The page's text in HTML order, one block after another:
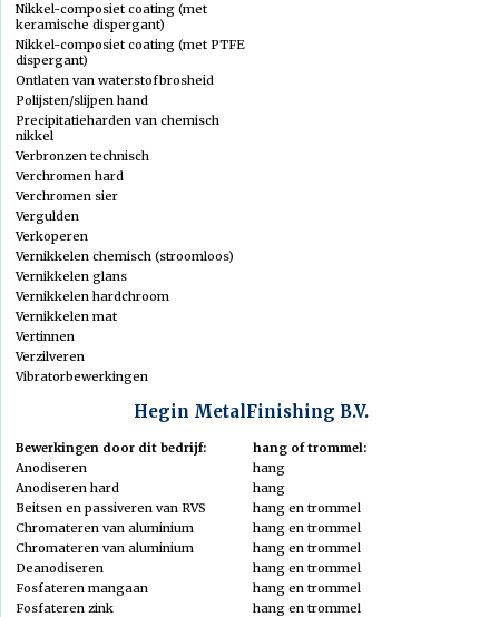
Commissie Techniek & PR
Kascontrole
Opleidingen
Contact
Leveringsvoorwaarden
Normen
Links
Bedrijf Zoeken
Bedrijvenkaart
Bedrijvenoverzicht
Nikkel-composiet coating (met
keramische dispergant)
Nikkel-composiet coating (met PTFE
dispergant)
Ontlaten van waterstofbrosheid
Polijsten/slijpen hand
Precipitatieharden van chemisch
nikkel
Verbronzen technisch
Verchromen hard
Verchromen sier
Vergulden
Verkoperen
Vernikkelen chemisch (stroomloos)
Vernikkelen glans
Vernikkelen hardchroom
Vernikkelen mat
Vertinnen
Verzilveren
Vibratorbewerkingen
Hegin MetalFinishing B.V.
Bewerkingen door dit bedrijf:
hang of trommel:
Anodiseren
hang
Anodiseren hard
hang
Beitsen en passiveren van RVS
hang en trommel
Chromateren van aluminium
hang en trommel
Chromateren van aluminium
hang en trommel
Deanodiseren
hang en trommel
Fosfateren mangaan
hang en trommel
Fosfateren zink
hang en trommel